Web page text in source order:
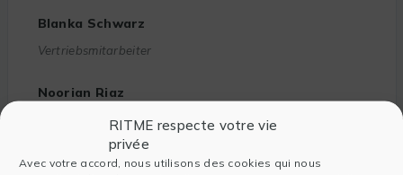
RITME respecte votre vie
privée
Avec votre accord, nous utilisons des cookies qui nous
Blanka Schwarz
Vertriebsmitarbeiter
Noorian Riaz
Country Manager
Gastdozent